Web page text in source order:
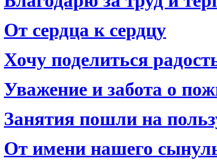
От сердца к сердцу
Хочу поделиться
Уважение и забота о
Занятия пошли на
От имени нашего